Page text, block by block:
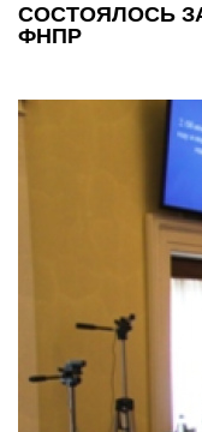
СОСТОЯЛОСЬ
ФНПР